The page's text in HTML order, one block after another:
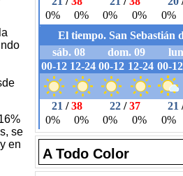
se
en
A Todo Color